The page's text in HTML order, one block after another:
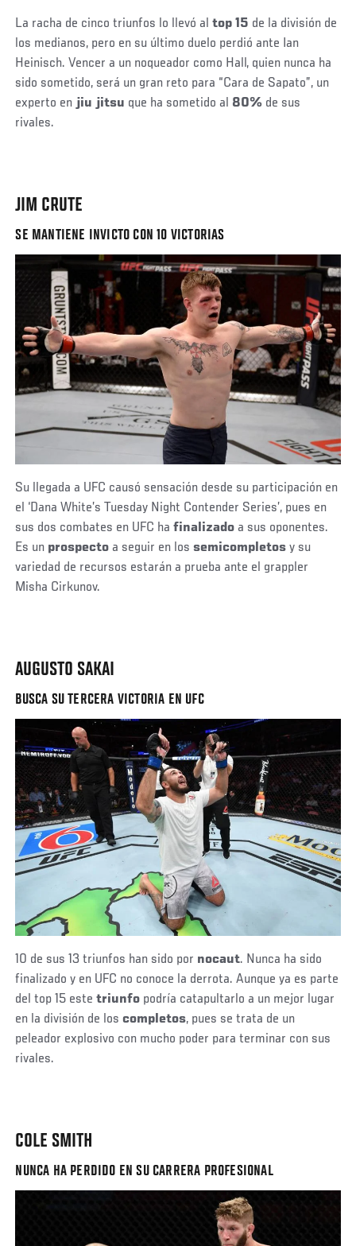
La racha de cinco triunfos lo llevó al top 15 de la división de
los medianos, pero en su último duelo perdió ante Ian
Heinisch. Vencer a un noqueador como Hall, quien nunca ha
sido sometido, será un gran reto para “Cara de Sapato”, un
experto en jiu jitsu que ha sometido al 80% de sus
rivales.
JIM CRUTE
SE MANTIENE INVICTO CON 10 VICTORIAS
Su llegada a UFC causó sensación desde su participación en
el ‘Dana White’s Tuesday Night Contender Series’, pues en
sus dos combates en UFC hafinalizado a sus oponentes.
Es un prospecto a seguir en lossemicompletos y su
variedad de recursos estarán a prueba ante el grappler
Misha Cirkunov.
AUGUSTO SAKAI
BUSCA SU TERCERA VICTORIA EN UFC
10 de sus 13 triunfos han sido por nocaut. Nunca ha sido
finalizado y en UFC no conoce la derrota. Aunque ya es parte
del top 15 este triunfo podría catapultarlo a un mejor lugar
en la división de loscompletos, pues se trata de un
peleador explosivo con mucho poder para terminar con sus
rivales.
COLE SMITH
NUNCA HA PERDIDO EN SU CARRERA PROFESIONAL